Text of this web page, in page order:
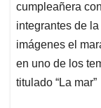
cumpleañera
integrantes de
imágenes el
en uno de los
titulado “La mar”